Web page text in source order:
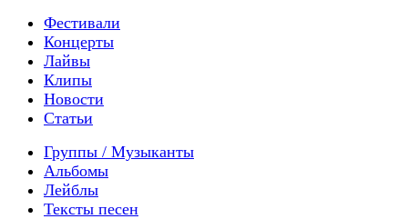
Фестивали
Концерты
Лайвы
Клипы
Новости
Статьи
Группы / Музыканты
Альбомы
Лейблы
Тексты песен